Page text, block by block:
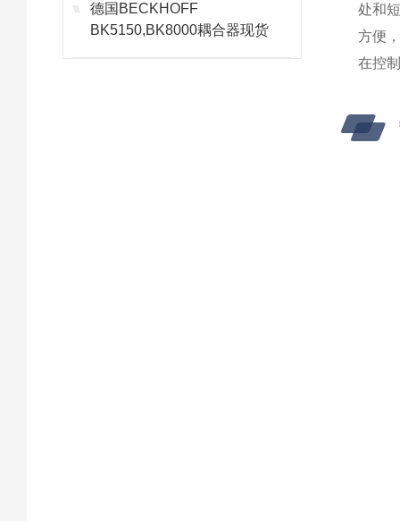
德国BECKHOFF
BK5150,BK8000耦合器现货
处和
方便
在控